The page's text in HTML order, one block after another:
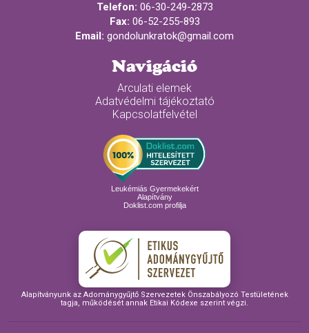
Telefon: 06-30-249-2873
Fax: 06-52-255-893
Email: gondolunkratok@gmail.com
Navigáció
Arculati elemek
Adatvédelmi tájékoztató
Kapcsolatfelvétel
Leukémiás Gyermekekért
Alapítvány
Doklist.com profilja
Alapítványunk az Adománygyűjtő Szervezetek Önszabályozó Testületének
tagja, működését annak Etikai Kódexe szerint végzi.